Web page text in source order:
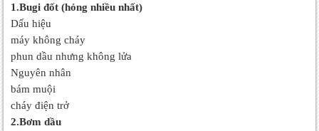
1.Bugi đốt (hỏng nhiều nhất)
Dấu hiệu
máy không cháy
phun dầu nhưng không lửa
Nguyên nhân
bám muội
cháy điện trở
2.Bơm dầu